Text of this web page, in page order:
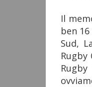
Il
ben
Sud,
Rugby